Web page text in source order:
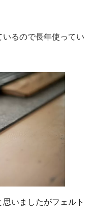
いるので長年使ってい
いましたがフェルト